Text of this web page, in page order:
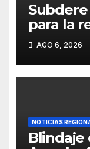
para la
las
AGO 6, 2026
NOTICIAS
Blindaje